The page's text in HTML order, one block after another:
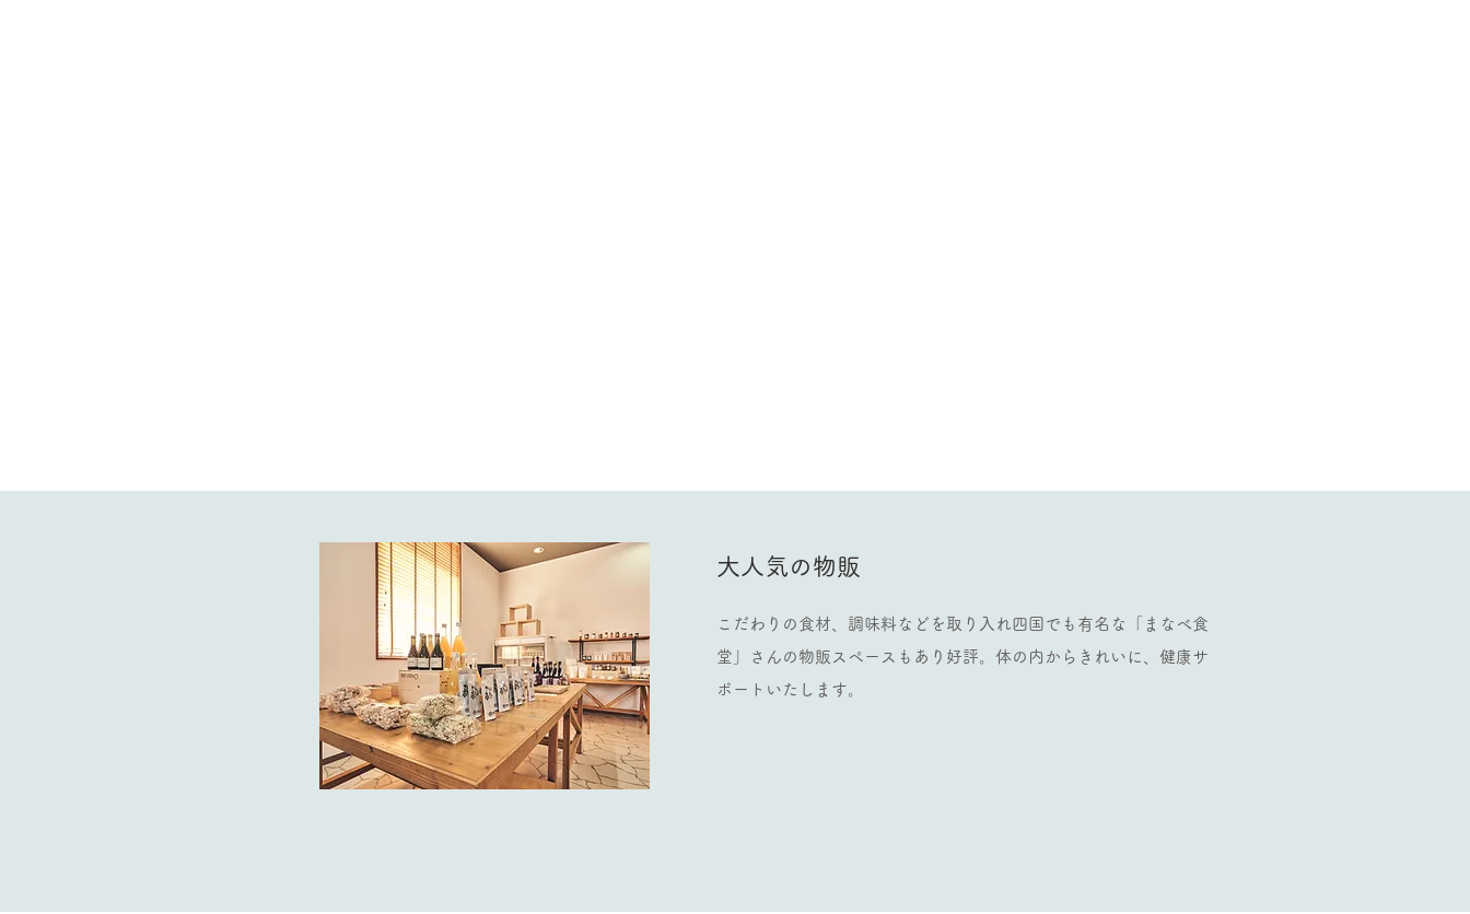
​大人気の物販
こだわりの食材、調味料​などを取り入れ四国でも有名な「まなべ食
堂」さんの物販スペースもあり好評。体の内からきれいに、健康サ
ポートいたします。